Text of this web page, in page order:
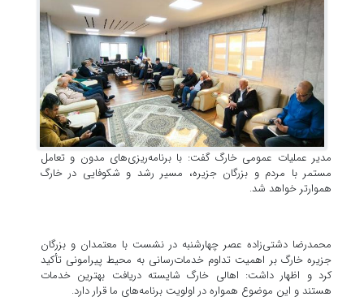
مدیر عملیات عمومی خارگ گفت: با برنامه‌ریزی‌های مدون و تعامل
مستمر با مردم و بزرگان جزیره، مسیر رشد و شکوفایی در خارگ
هموارتر خواهد شد.
محمدرضا دشتی‌زاده عصر چهارشنبه در نشست با معتمدان و بزرگان
جزیره خارگ بر اهمیت تداوم خدمات‌رسانی به محیط پیرامونی تأکید
کرد و اظهار داشت: اهالی خارگ شایسته دریافت بهترین خدمات
هستند و این موضوع همواره در اولویت برنامه‌های ما قرار دارد.